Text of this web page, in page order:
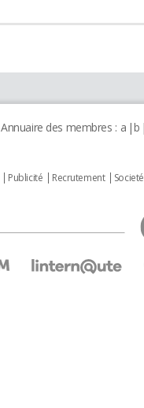
Annuaire des membres : a b
Publicité Recrutement Societé